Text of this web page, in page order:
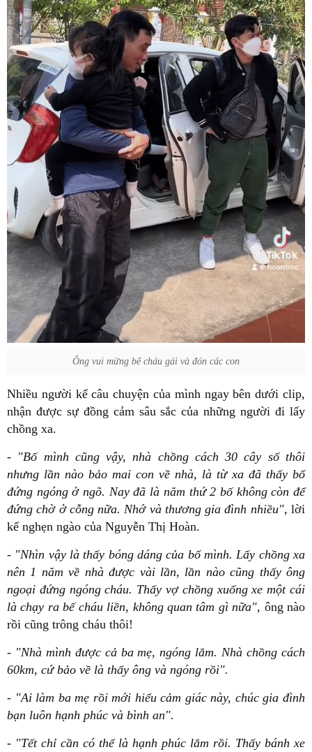
Ông vui mừng bế cháu gái và đón các con
Nhiều người kể câu chuyện của mình ngay bên dưới clip,
nhận được sự đồng cảm sâu sắc của những người đi lấy
chồng xa.
- "Bố mình cũng vậy, nhà chồng cách 30 cây số thôi
nhưng lần nào bảo mai con về nhà, là từ xa đã thấy bố
đứng ngóng ở ngõ. Nay đã là năm thứ 2 bố không còn để
đứng chờ ở cỗng nữa. Nhớ và thương gia đình nhiều", lời
kể nghẹn ngào của Nguyễn Thị Hoàn.
- "Nhìn vậy là thấy bóng dáng của bố mình. Lấy chồng xa
nên 1 năm về nhà được vài lần, lần nào cũng thấy ông
ngoại đứng ngóng cháu. Thấy vợ chồng xuống xe một cái
là chạy ra bế cháu liền, không quan tâm gì nữa", ông nào
rồi cũng trông cháu thôi!
- "Nhà mình được cả ba mẹ, ngóng lắm. Nhà chồng cách
60km, cứ bảo về là thấy ông và ngóng rồi".
- "Ai làm ba mẹ rồi mới hiểu cảm giác này, chúc gia đình
bạn luôn hạnh phúc và bình an".
- "Tết chỉ cần có thế là hạnh phúc lắm rồi. Thấy bánh xe